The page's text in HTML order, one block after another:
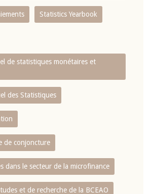
Statistics Yearbook
de statistiques monétaires et
des Statistiques
de conjoncture
dans le secteur de la microfinance
et de recherche de la BCEAO